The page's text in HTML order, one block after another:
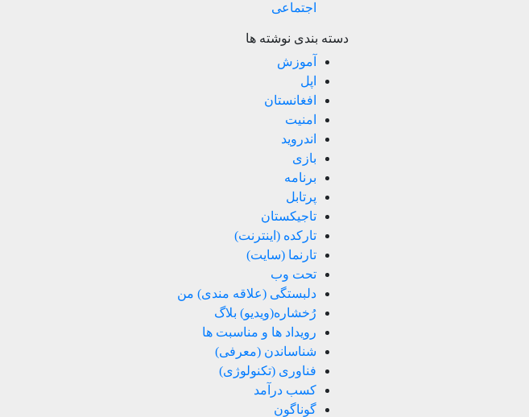
اجتماعی
دسته بندی نوشته ها
آموزش
اپل
افغانستان
امنیت
اندروید
بازی
برنامه
پرتابل
تاجیکستان
تارکده (اینترنت)
تارنما (سایت)
تحت وب
دلبستگی (علاقه مندی) من
رُخشاره(ویدیو) بلاگ
رویداد ها و مناسبت ها
شناساندن (معرفی)
فناوری (تکنولوژی)
کسب درآمد
گوناگون